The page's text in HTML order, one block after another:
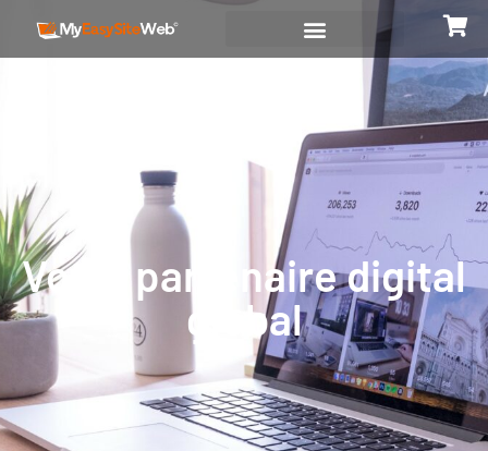
A propos
Votre partenaire digital
global